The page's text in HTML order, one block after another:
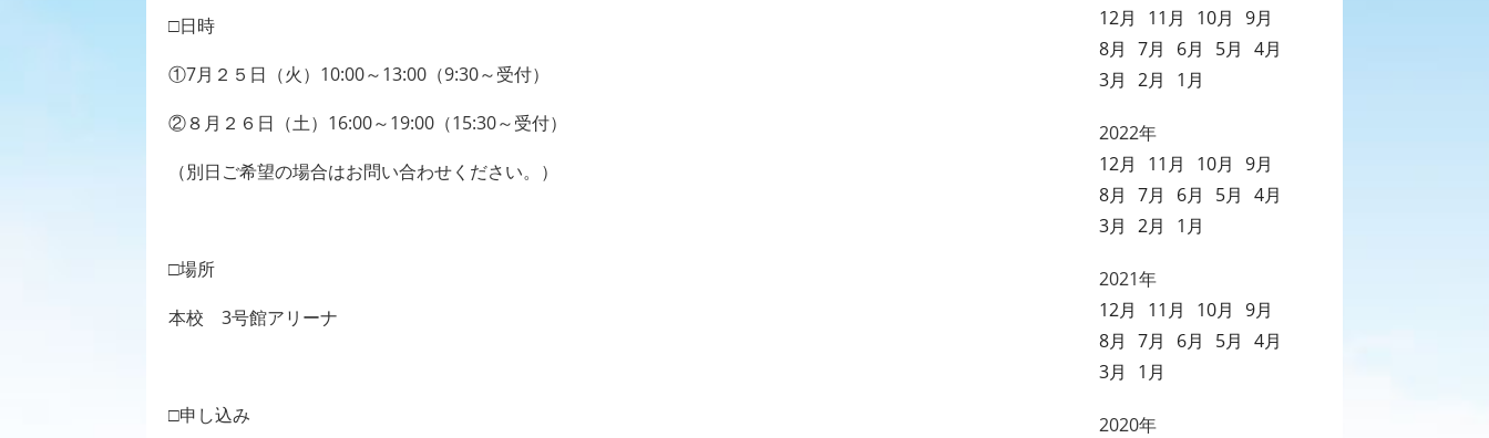
□日時
①7月２５日（火） 10:00～13:00 （9:30～受付）
②８月２６日（土） 16:00～19:00 （15:30～受付）
（別日ご希望の場合はお問い合わせください。）
□場所
本校 3号館アリーナ
□申し込み
12月
11月 10月 9月
8月 7月 6月 5月 4月
3月 2月 1月
2022年
12月
11月 10月 9月
8月 7月 6月 5月 4月
3月 2月 1月
2021年
12月
11月 10月 9月
8月 7月 6月 5月 4月
3月
1月
2020年